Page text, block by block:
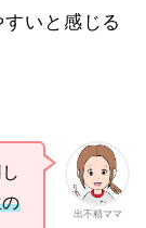
いと感じる
出不精ママ